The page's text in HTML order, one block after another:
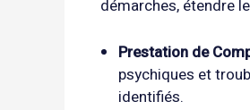
démarches, étendre
Prestation de
psychiques et
identifiés.